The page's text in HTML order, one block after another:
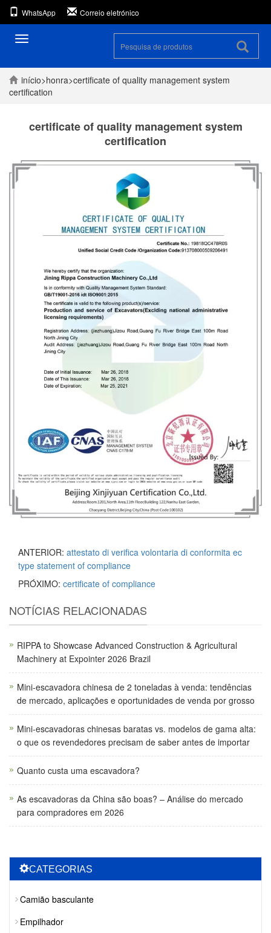
WhatsApp Correio eletrónico
Alternar
início>honra>certificate of quality management system
certification
certificate of quality management system
certification
ANTERIOR: attestato di verifica volontaria di conformita ec
type statement of compliance
PRÓXIMO: certificate of compliance
NOTÍCIAS RELACIONADAS
RIPPA to Showcase Advanced Construction & Agricultural
Machinery at Expointer 2026 Brazil
Mini-escavadora chinesa de 2 toneladas à venda: tendências
de mercado, aplicações e oportunidades de venda por grosso
Mini-escavadoras chinesas baratas vs. modelos de gama alta:
o que os revendedores precisam de saber antes de importar
Quanto custa uma escavadora?
As escavadoras da China são boas? – Análise do mercado
para compradores em 2026
CATEGORIAS
Camião basculante
Empilhador